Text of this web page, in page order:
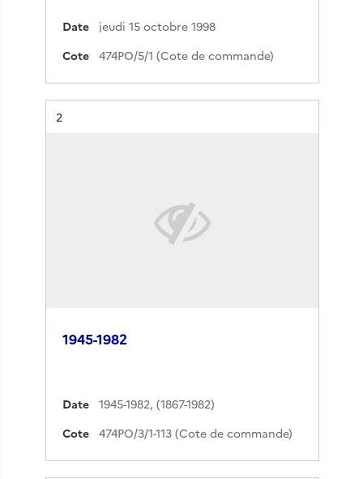
Date
jeudi 15 octobre 1998
Cote
474PO/5/1 (Cote de commande)
Résultat n°
2
1945-1982
Date 1945-1982, (1867-1982)
Cote
474PO/3/1-113 (Cote de commande)